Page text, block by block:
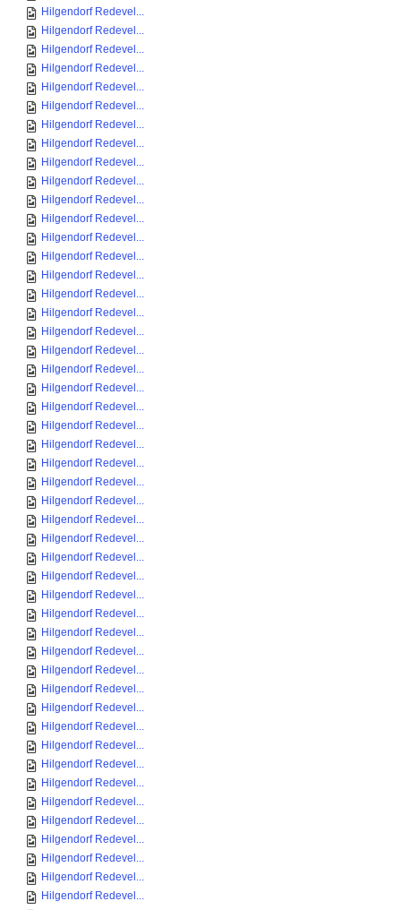
Hilgendorf Redevel...
Hilgendorf Redevel...
Hilgendorf Redevel...
Hilgendorf Redevel...
Hilgendorf Redevel...
Hilgendorf Redevel...
Hilgendorf Redevel...
Hilgendorf Redevel...
Hilgendorf Redevel...
Hilgendorf Redevel...
Hilgendorf Redevel...
Hilgendorf Redevel...
Hilgendorf Redevel...
Hilgendorf Redevel...
Hilgendorf Redevel...
Hilgendorf Redevel...
Hilgendorf Redevel...
Hilgendorf Redevel...
Hilgendorf Redevel...
Hilgendorf Redevel...
Hilgendorf Redevel...
Hilgendorf Redevel...
Hilgendorf Redevel...
Hilgendorf Redevel...
Hilgendorf Redevel...
Hilgendorf Redevel...
Hilgendorf Redevel...
Hilgendorf Redevel...
Hilgendorf Redevel...
Hilgendorf Redevel...
Hilgendorf Redevel...
Hilgendorf Redevel...
Hilgendorf Redevel...
Hilgendorf Redevel...
Hilgendorf Redevel...
Hilgendorf Redevel...
Hilgendorf Redevel...
Hilgendorf Redevel...
Hilgendorf Redevel...
Hilgendorf Redevel...
Hilgendorf Redevel...
Hilgendorf Redevel...
Hilgendorf Redevel...
Hilgendorf Redevel...
Hilgendorf Redevel...
Hilgendorf Redevel...
Hilgendorf Redevel...
Hilgendorf Redevel...